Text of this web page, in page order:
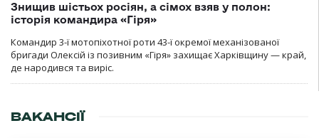
Знищив шістьох росіян, а сімох взяв у полон:
історія командира «Гіря»
Командир 3-ї мотопіхотної роти 43-ї окремої механізованої
бригади Олексій із позивним «Гіря» захищає Харківщину — край,
де народився та виріс.
ВАКАНСІЇ